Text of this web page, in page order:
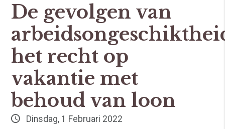
De gevolgen van
het recht op
vakantie met
behoud van loon
Dinsdag, 1 Februari 2022